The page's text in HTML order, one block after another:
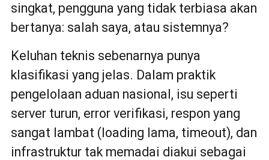
singkat, pengguna yang tidak terbiasa akan
bertanya: salah saya, atau sistemnya?
Keluhan teknis sebenarnya punya
klasifikasi yang jelas. Dalam praktik
pengelolaan aduan nasional, isu seperti
server turun, error verifikasi, respon yang
sangat lambat (loading lama, timeout), dan
infrastruktur tak memadai diakui sebagai